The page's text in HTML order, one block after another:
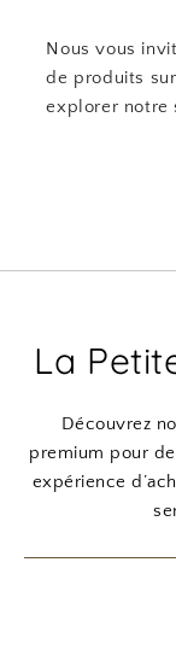
Nous vous
de produits sur
explorer notre
La
Découvrez
premium pour
expérience